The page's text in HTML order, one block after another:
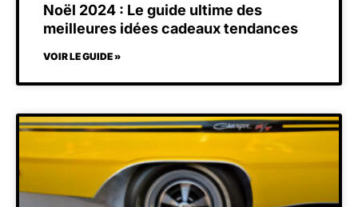
Noël 2024 : Le guide ultime des
meilleures idées cadeaux tendances
VOIR LE GUIDE »